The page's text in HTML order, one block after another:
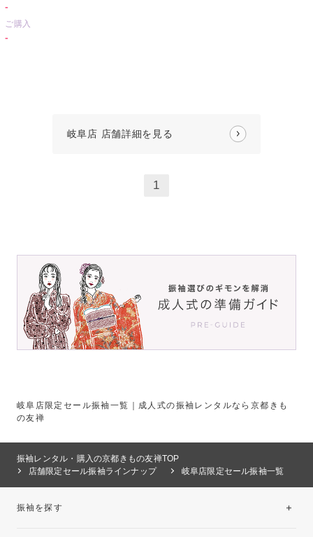
-
ご購入
-
岐阜店 店舗詳細を見る
1
岐阜店限定セール振袖一覧｜成人式の振袖レンタルなら京都きも
の友禅
振袖レンタル・購入の京都きもの友禅TOP
店舗限定セール振袖ラインナップ
岐阜店限定セール振袖一覧
振袖を探す